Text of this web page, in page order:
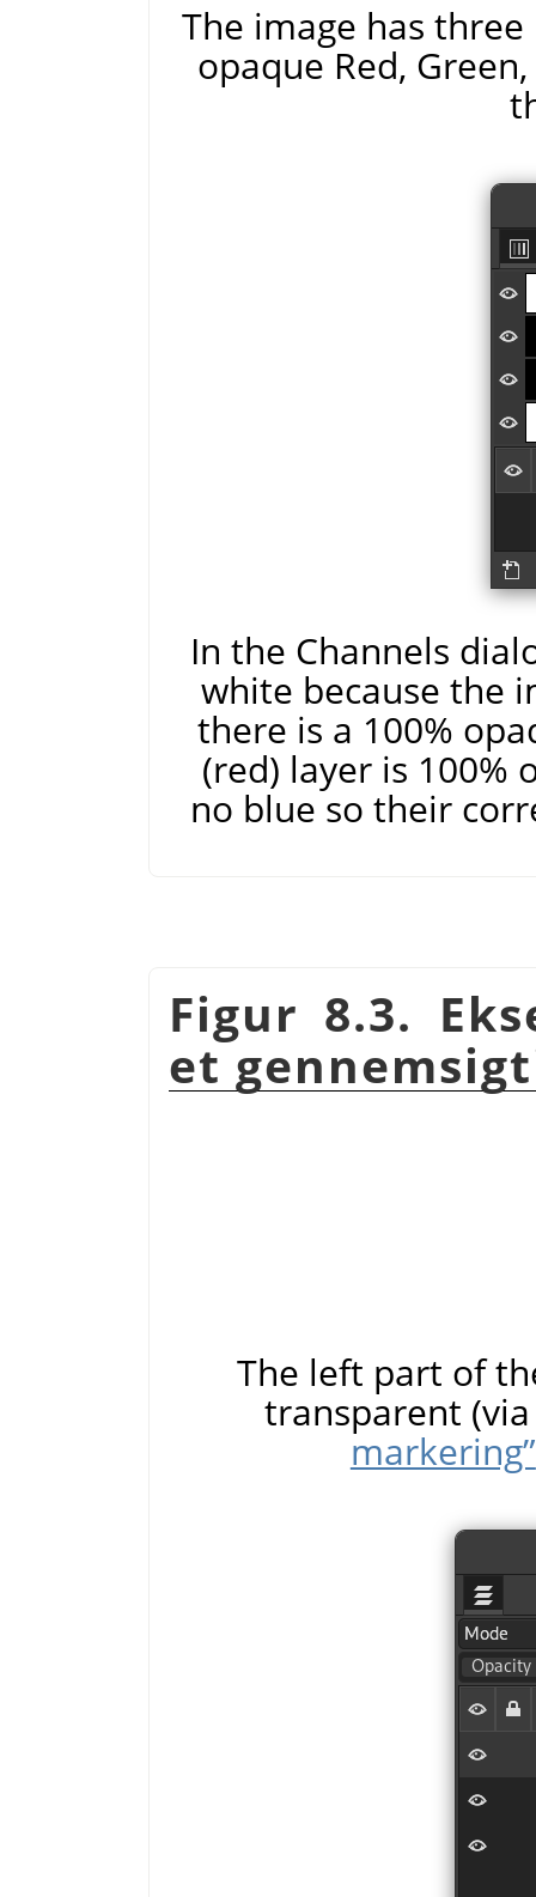
The image has
opaque Red,
In the Channels
white because the
there is a 100%
(red) layer is 100%
no blue so their
Figur 8.3.
et
The left part of
transparent
markering”